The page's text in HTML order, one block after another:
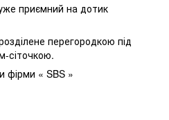
приємний на дотик
перегородкою під
сіточкою.
фірми « SBS »